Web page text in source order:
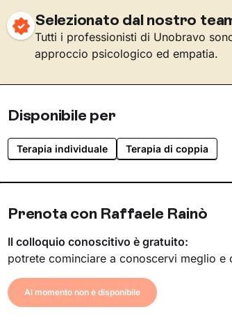
Selezionato dal nostro
Tutti i professionisti di Unobravo
approccio psicologico ed empatia.
Disponibile per
Terapia individuale Terapia di coppia
Prenota con Raffaele Rainò
Il colloquio conoscitivo è gratuito:
potrete cominciare a conoscervi meglio e
Al momento non è disponibile